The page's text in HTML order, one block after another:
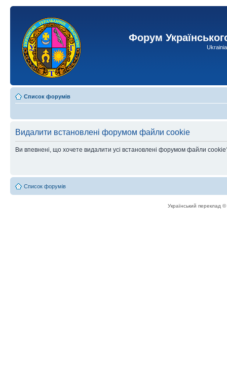
Форум
Список форумів
Видалити встановлені форумом файли cookie
Ви впевнені, що хочете видалити усі встановлені форумом файли
Список форумів
Український переклад